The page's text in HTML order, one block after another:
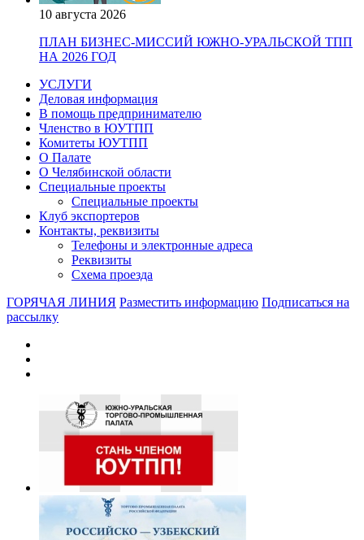
10 августа 2026
ПЛАН БИЗНЕС-МИССИЙ ЮЖНО-УРАЛЬСКОЙ ТПП
НА 2026 ГОД
УСЛУГИ
Деловая информация
В помощь предпринимателю
Членство в ЮУТПП
Комитеты ЮУТПП
О Палате
О Челябинской области
Специальные проекты
Специальные проекты
Клуб экспортеров
Контакты, реквизиты
Телефоны и электронные адреса
Реквизиты
Схема проезда
ГОРЯЧАЯ ЛИНИЯ Разместить информацию Подписаться на
рассылку